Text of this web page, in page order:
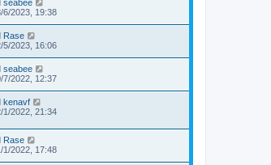
seabee
6/2023, 19:38
Rase
5/2023, 16:06
seabee
7/2022, 12:37
kenavf
1/2022, 21:34
Rase
1/2022, 17:48